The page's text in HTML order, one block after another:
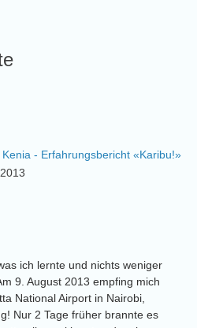
- Erfahrungsbericht «Karibu!»
ich lernte und nichts weniger
9. August 2013 empfing mich
National Airport in Nairobi,
Nur 2 Tage früher brannte es